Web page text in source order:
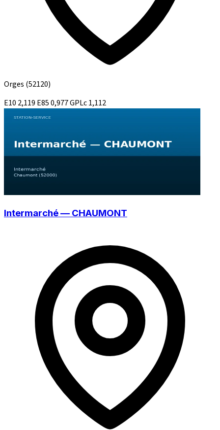
Orges (52120)
E10 2,119 E850,977GPLc1,112
Intermarché — CHAUMONT